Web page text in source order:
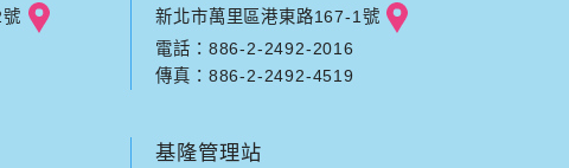
新北市萬里區港東路167-1號
電話：886-2-2492-2016
傳真：886-2-2492-4519
基隆管理站